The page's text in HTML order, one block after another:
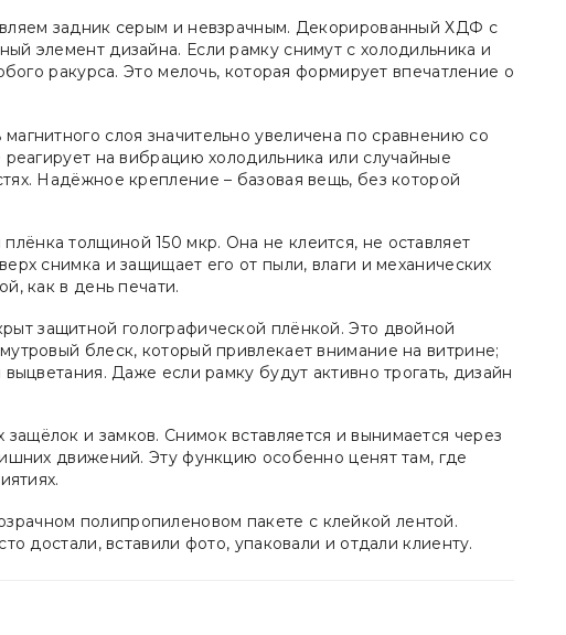
задник серым и невзрачным. Декорированный ХДФ с
элемент дизайна. Если рамку снимут с холодильника и
ракурса. Это мелочь, которая формирует впечатление о
слоя значительно увеличена по сравнению со
на вибрацию холодильника или случайные
Надёжное крепление – базовая вещь, без которой
толщиной 150 мкр. Она не клеится, не оставляет
снимка и защищает его от пыли, влаги и механических
как в день печати.
защитной голографической плёнкой. Это двойной
блеск, который привлекает внимание на витрине;
Даже если рамку будут активно трогать, дизайн
и замков. Снимок вставляется и вынимается через
движений. Эту функцию особенно ценят там, где
полипропиленовом пакете с клейкой лентой.
достали, вставили фото, упаковали и отдали клиенту.